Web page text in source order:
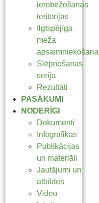
ierobežošanas
teritorijas
Ilgtspējīga
meža
apsaimniekošana
Slēpņošanas
sērija
Rezultāti
PASĀKUMI
NODERĪGI
Dokumenti
Infografikas
Publikācijas
un materiāli
Jautājumi un
atbildes
Video